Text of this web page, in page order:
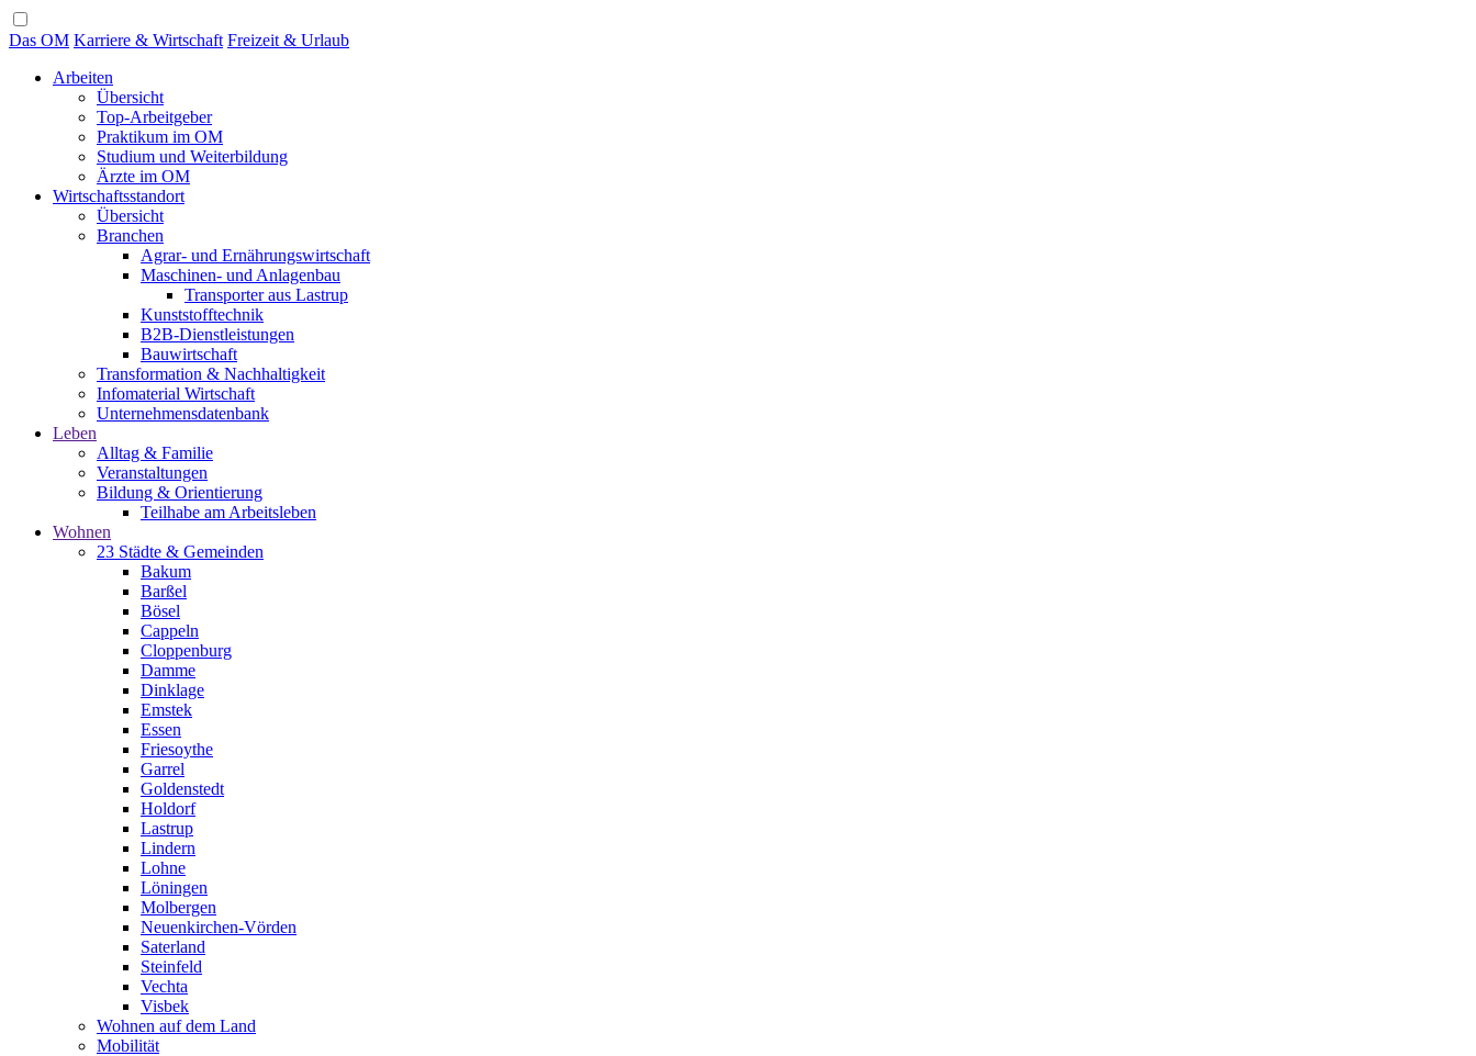
Das OM Karriere & Wirtschaft Freizeit & Urlaub
Arbeiten
Übersicht
Top-Arbeitgeber
Praktikum im OM
Studium und Weiterbildung
Ärzte im OM
Wirtschaftsstandort
Übersicht
Branchen
Agrar- und Ernährungswirtschaft
Maschinen- und Anlagenbau
Transporter aus Lastrup
Kunststofftechnik
B2B-Dienstleistungen
Bauwirtschaft
Transformation & Nachhaltigkeit
Infomaterial Wirtschaft
Unternehmensdatenbank
Leben
Alltag & Familie
Veranstaltungen
Bildung & Orientierung
Teilhabe am Arbeitsleben
Wohnen
23 Städte & Gemeinden
Bakum
Barßel
Bösel
Cappeln
Cloppenburg
Damme
Dinklage
Emstek
Essen
Friesoythe
Garrel
Goldenstedt
Holdorf
Lastrup
Lindern
Lohne
Löningen
Molbergen
Neuenkirchen-Vörden
Saterland
Steinfeld
Vechta
Visbek
Wohnen auf dem Land
Mobilität